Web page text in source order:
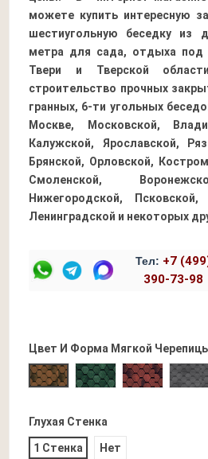
можете купить интересную
шестиугольную беседку из
метра для сада, отдыха
Твери и Тверской
строительство прочных
гранных, 6-ти угольных
Москве, Московской,
Калужской, Ярославской,
Брянской, Орловской,
Смоленской,
Нижегородской, Псковской,
Ленинградской и некоторых
Тел: +7
390-73-98
Цвет И Форма Мягкой
Прима Коричневая
Прима Зеленая
Прима
Глухая Стенка
1 Стенка Нет